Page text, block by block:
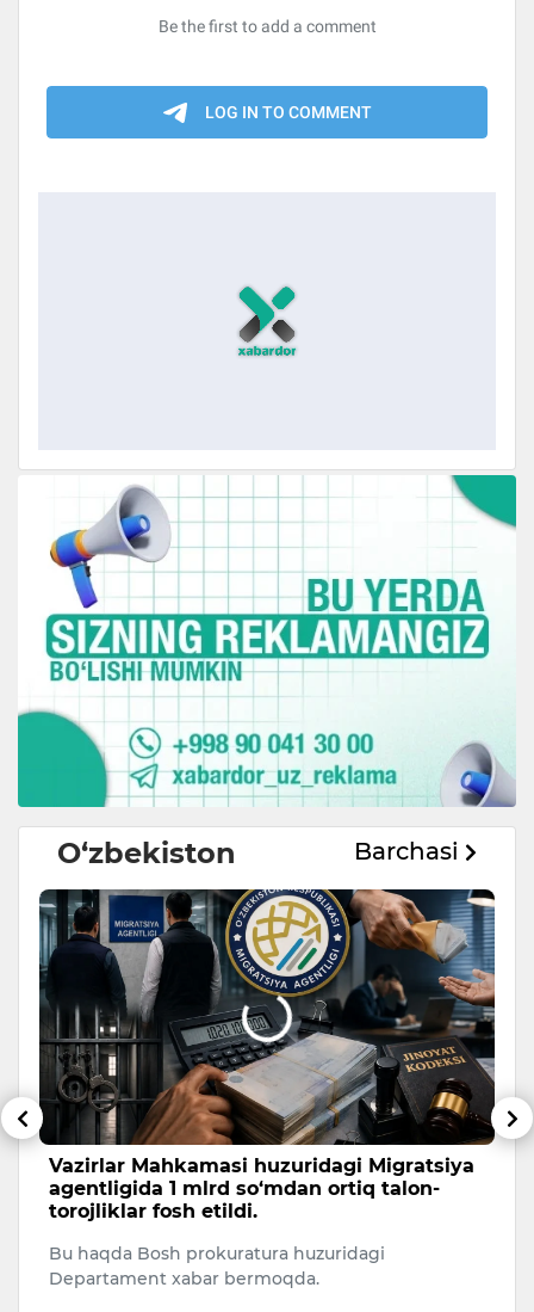
O‘zbekiston Barchasi
Vazirlar Mahkamasi huzuridagi Migratsiya
agentligida 1 mlrd so‘mdan ortiq talon-
torojliklar fosh etildi.
Bu haqda Bosh prokuratura huzuridagi
Departament xabar bermoqda.